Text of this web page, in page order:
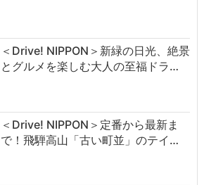
＜Drive! NIPPON＞新緑の日光、絶景
とグルメを楽しむ大人の至福ドラ…
＜Drive! NIPPON＞定番から最新ま
で！飛騨高山「古い町並」のテイ…